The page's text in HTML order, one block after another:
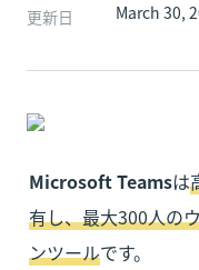
更新日
March 30,
Microsoft Teamsは
有し、最大300人の
ンツール